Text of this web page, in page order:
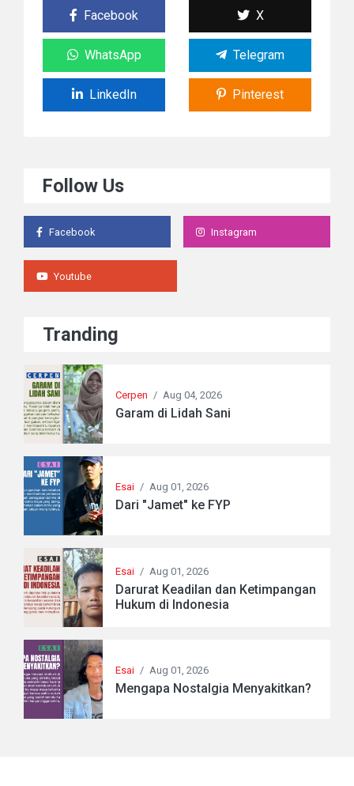
Facebook X
WhatsApp Telegram
LinkedIn Pinterest
Follow Us
Facebook Instagram
Youtube
Tranding
Cerpen / Aug 04, 2026
Garam di Lidah Sani
Esai / Aug 01, 2026
Dari "Jamet" ke FYP
Esai / Aug 01, 2026
Darurat Keadilan dan Ketimpangan
Hukum di Indonesia
Esai / Aug 01, 2026
Mengapa Nostalgia Menyakitkan?